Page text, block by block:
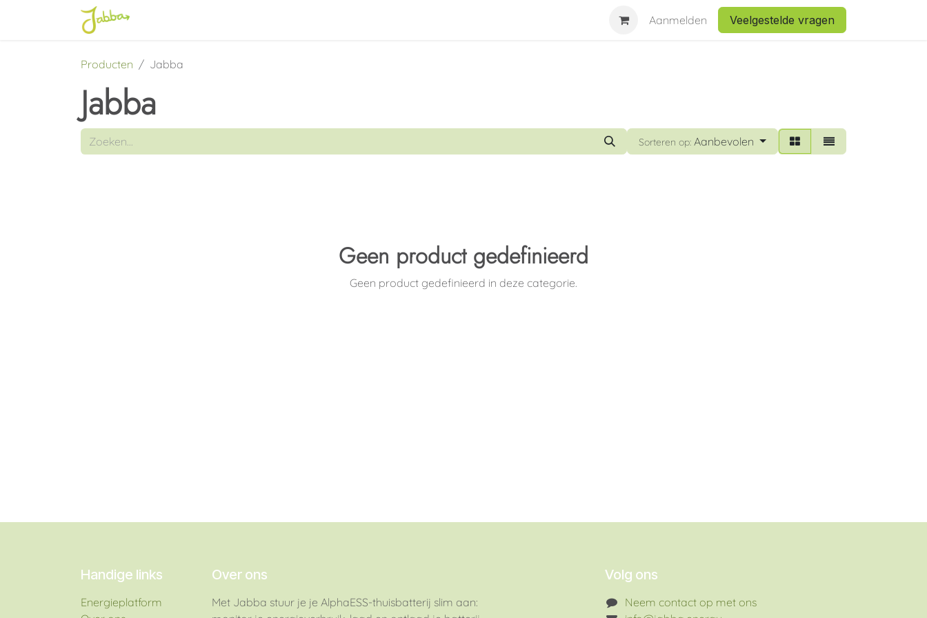
Overslaan naar inhoud
Aanmelden Veelgestelde vragen
Producten Jabba
Jabba
Sorteren op: Aanbevolen
Geen product gedefinieerd
Geen product gedefinieerd in deze categorie.
Handige links
Energieplatform​
Over ons
Met Jabba stuur je je AlphaESS-thuisbatterij slim aan:
Volg ons
Neem contact op met ons